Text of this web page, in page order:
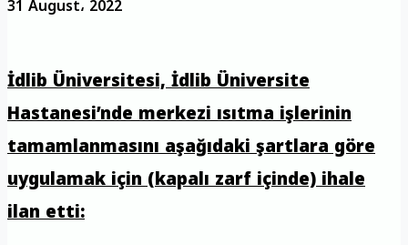
İdlib Üniversitesi, İdlib Üniversite
Hastanesi’nde merkezi ısıtma işlerinin
tamamlanmasını aşağıdaki şartlara göre
uygulamak için (kapalı zarf içinde) ihale
ilan etti: